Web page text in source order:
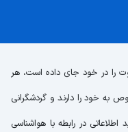
را در خود جای داده است، هر
خود را دارند و گردشگرانی
در رابطه با هواشناسی